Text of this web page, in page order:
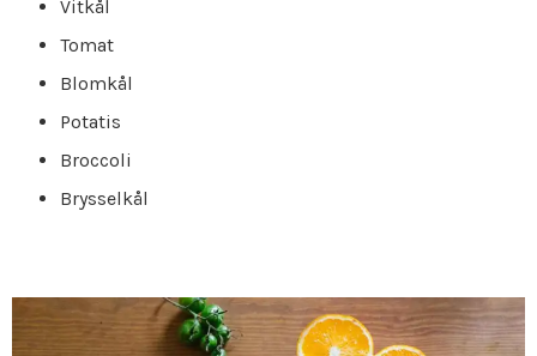
Vitkål
Tomat
Blomkål
Potatis
Broccoli
Brysselkål